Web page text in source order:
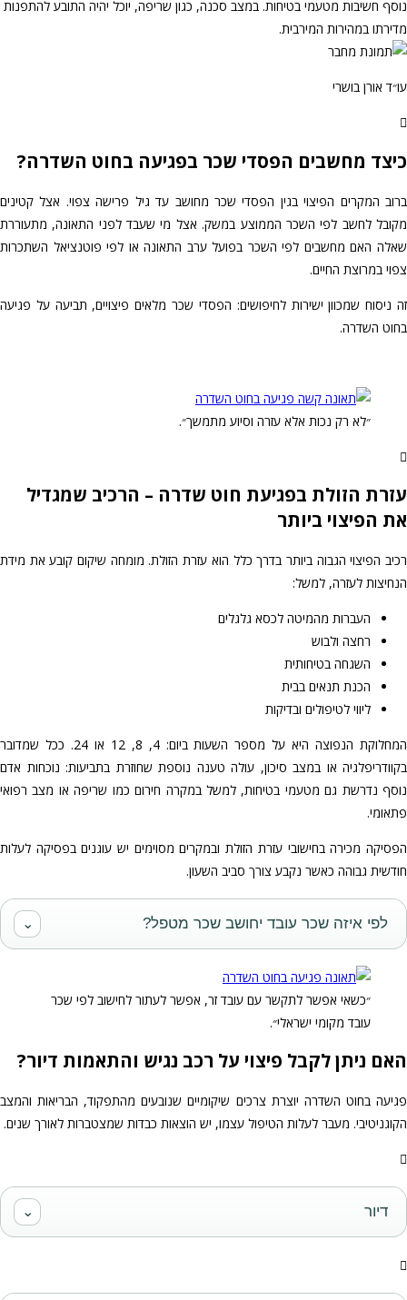
נוסף חשיבות מטעמי בטיחות. במצב סכנה, כגון שריפה, יוכל יהיה התובע להתפנות
מדירתו במהירות המירבית.
עו״ד אורן בושרי
כיצד מחשבים הפסדי שכר בפגיעה בחוט השדרה?
ברוב המקרים הפיצוי בגין הפסדי שכר מחושב עד גיל פרישה צפוי. אצל קטינים
מקובל לחשב לפי השכר הממוצע במשק. אצל מי שעבד לפני התאונה, מתעוררת
שאלה האם מחשבים לפי השכר בפועל ערב התאונה או לפי פוטנציאל השתכרות
צפוי במרוצת החיים.
זה ניסוח שמכוון ישירות לחיפושים: הפסדי שכר מלאים פיצויים, תביעה על פגיעה
בחוט השדרה.
״לא רק נכות אלא עזרה וסיוע מתמשך״.
עזרת הזולת בפגיעת חוט שדרה – הרכיב שמגדיל
את הפיצוי ביותר
רכיב הפיצוי הגבוה ביותר בדרך כלל הוא עזרת הזולת. מומחה שיקום קובע את מידת
הנחיצות לעזרה, למשל:
העברות מהמיטה לכסא גלגלים
רחצה ולבוש
השגחה בטיחותית
הכנת תנאים בבית
ליווי לטיפולים ובדיקות
המחלוקת הנפוצה היא על מספר השעות ביום: 4, 8, 12 או 24. ככל שמדובר
בקוודריפלגיה או במצב סיכון, עולה טענה נוספת שחוזרת בתביעות: נוכחות אדם
נוסף נדרשת גם מטעמי בטיחות, למשל במקרה חירום כמו שריפה או מצב רפואי
פתאומי.
הפסיקה מכירה בחישובי עזרת הזולת ובמקרים מסוימים יש עוגנים בפסיקה לעלות
חודשית גבוהה כאשר נקבע צורך סביב השעון.
לפי איזה שכר עובד יחושב שכר מטפל? ⌄
״כשאי אפשר לתקשר עם עובד זר, אפשר לעתור לחישוב לפי שכר
עובד מקומי ישראלי״.
האם ניתן לקבל פיצוי על רכב נגיש והתאמות דיור?
פגיעה בחוט השדרה יוצרת צרכים שיקומיים שנובעים מהתפקוד, הבריאות והמצב
הקוגניטיבי. מעבר לעלות הטיפול עצמו, יש הוצאות כבדות שמצטברות לאורך שנים.
דיור ⌄